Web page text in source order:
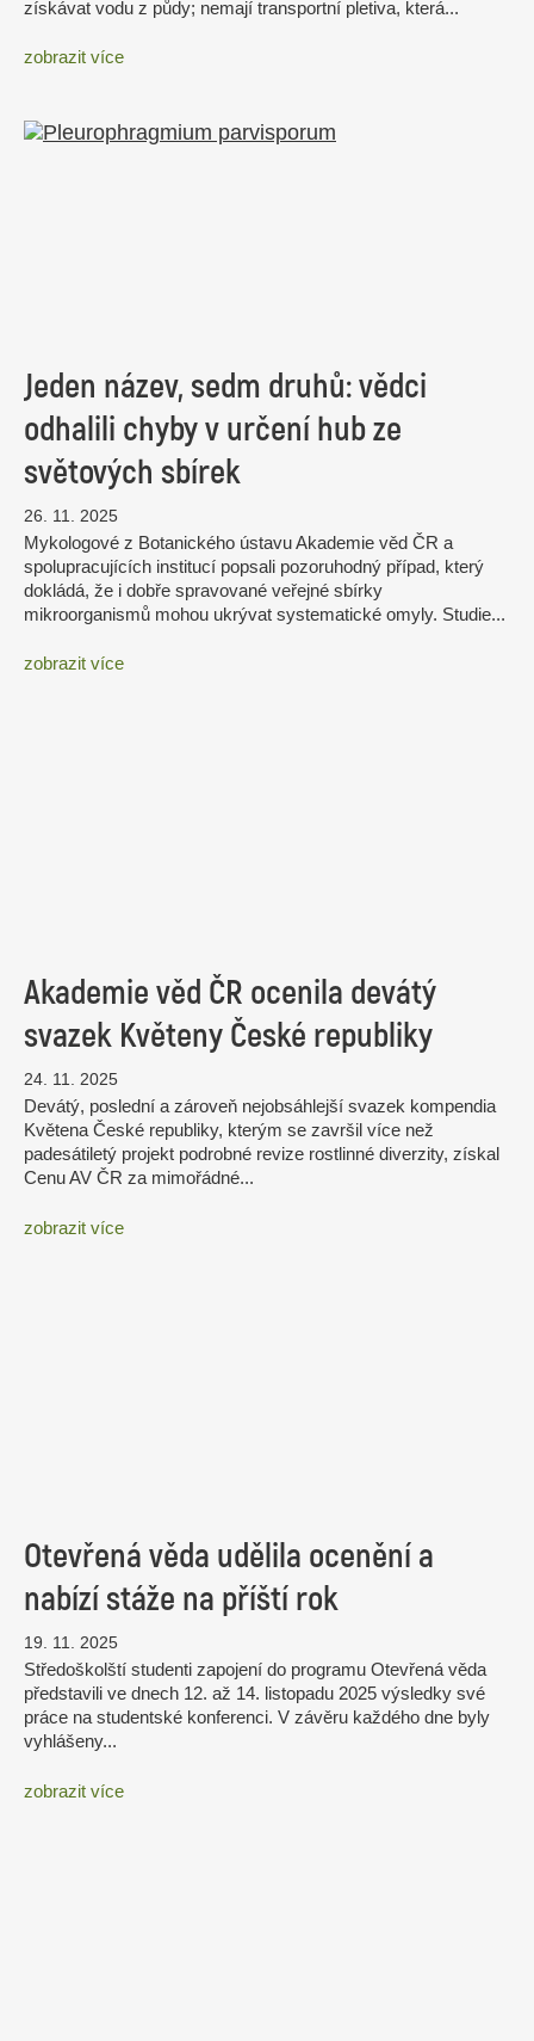
získávat vodu z půdy; nemají transportní pletiva, která...
zobrazit více
Jeden název, sedm druhů: vědci
odhalili chyby v určení hub ze
světových sbírek
26. 11. 2025
Mykologové z Botanického ústavu Akademie věd ČR a
spolupracujících institucí popsali pozoruhodný případ, který
dokládá, že i dobře spravované veřejné sbírky
mikroorganismů mohou ukrývat systematické omyly. Studie...
zobrazit více
Akademie věd ČR ocenila devátý
svazek Květeny České republiky
24. 11. 2025
Devátý, poslední a zároveň nejobsáhlejší svazek kompendia
Květena České republiky, kterým se završil více než
padesátiletý projekt podrobné revize rostlinné diverzity, získal
Cenu AV ČR za mimořádné...
zobrazit více
Otevřená věda udělila ocenění a
nabízí stáže na příští rok
19. 11. 2025
Středoškolští studenti zapojení do programu Otevřená věda
představili ve dnech 12. až 14. listopadu 2025 výsledky své
práce na studentské konferenci. V závěru každého dne byly
vyhlášeny...
zobrazit více